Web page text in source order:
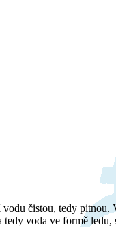
čistou, tedy
voda ve formě ledu,